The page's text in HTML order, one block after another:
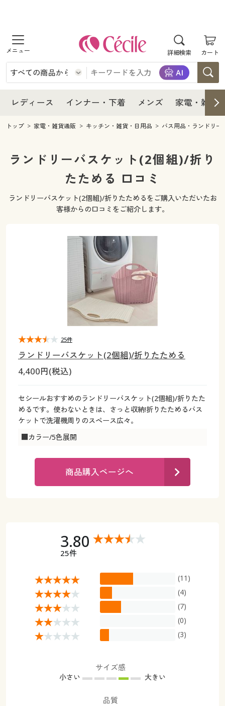
詳細検索 カート
商品を探す
レディース
レディースファッション
女性下着
インナー・下着
インナー・下着通販すべて
女性下着
ジュニア・ティーンズ下着
メンズ
メンズ通販すべて
メンズファッション
家電・雑貨
家電・雑貨すべて
キッチン・雑貨・日用品
寝具・インテリア・家具
寝具・インテリア・家具通販すべて
カーテン・ラグ・ファブリック
美容・健康通販すべて
美容・健康・サプリメント
制服・スクール
制服・スクールすべて
ジュニア・ティーンズ下着
大きいサイズ通販すべて
大きいサイズ レディース服
大きいサイズ レディース下着
大きいサイズ メンズ
大きいサイズ 事務・制服
カタログ
カタログ・チラシからのご注文
デジタルカタログ
サポート
ご利用ガイド
よくある質問とお問い合わせ
レディース インナー・下着 メンズ 家電・雑貨
レディース
レディース通販すべて
レディースファッション
インナー・下着
インナー・下着通販すべて
ジュニア・ティーンズ下着
メンズ
キッチン・雑貨・日用品
寝具・インテリア・家具通販すべて
家具・収納
カーテン・ラグ・ファブリック
美容・健康通販すべて
制服・スクール
ジュニア・ティーンズ下着
大きいサイズ通販すべて
大きいサイズ レディース服
大きいサイズ レディース下着
大きいサイズ メンズ
大きいサイズ 事務・制服
シークレットセール
商品カテゴリ一覧
カタログ
カタログ・チラシからのご注文
カタログ無料プレゼント
会員メニュー
ご利用ガイド
よくある質問とお問い合わせ
トップ 家電・雑貨通販 キッチン・雑貨・日用品 バス用品・ランドリー
ランドリーバスケット(2個組)/折り
たためる 口コミ
ランドリーバスケット(2個組)/折りたためるをご購入いただいたお
客様からの口コミをご紹介します。
ランドリーバスケット(2個組)/折りたためる
4,400円(税込)
セシールおすすめのランドリーバスケット(2個組)/折りたた
めるです。使わないときは、さっと収納!折りたためるバス
ケットで洗濯機周りのスペース広々。
■カラー/5色展開
25件
商品購入ページへ
3.80
25件
(11)
(4)
(7)
(0)
(3)
サイズ感
小さい 大きい
品質